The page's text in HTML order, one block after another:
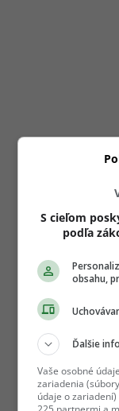
S cieľom
podľa
obsahu,
Ďalšie
Vaše osobné
zariadenia
údaje o